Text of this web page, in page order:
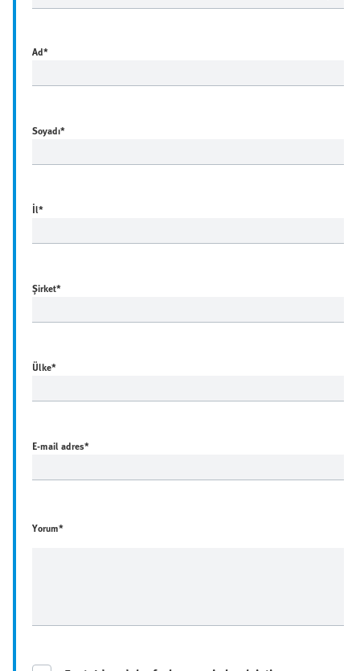
Ad*
Soyadı*
İl*
Şirket*
Ülke*
E-mail adres*
Yorum*